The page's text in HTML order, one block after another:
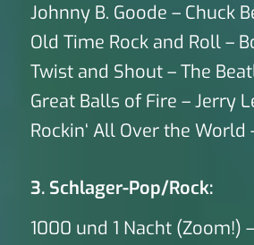
Johnny B. Goode – Chuck
Old Time Rock and Roll –
Twist and Shout – The
Great Balls of Fire – Jerry
Rockin‘ All Over the World
3. Schlager-Pop/Rock:
1000 und 1 Nacht (Zoom!)